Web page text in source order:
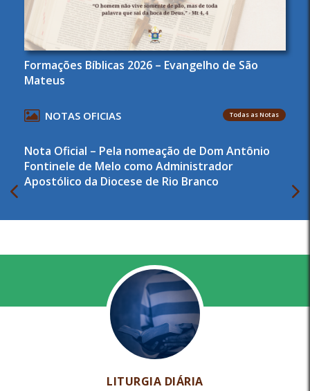
Formações Bíblicas 2026 – Evangelho de São
Mateus
Agendas Arquidiocesana de Pastorais
NOTAS OFICIAS Todas as Notas
Nota Oficial – Pela nomeação de Dom Antônio
Fontinele de Melo como Administrador
Apostólico da Diocese de Rio Branco
Nota de Pesar – Erias e Oneide Damasceno
LITURGIA DIÁRIA